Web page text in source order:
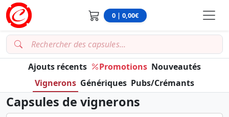
0 | 0,00€
Ajouts récents Promotions Nouveautés
Vignerons Génériques Pubs/Crémants
Capsules de vignerons